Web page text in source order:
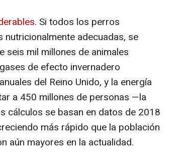
. Si todos los perros
adecuadas, se
seis mil millones de animales
de efecto invernadero
del Reino Unido, y la energía
a 450 millones de personas —la
cálculos se basan en datos de 2018
más rápido que la población
aún mayores en la actualidad.